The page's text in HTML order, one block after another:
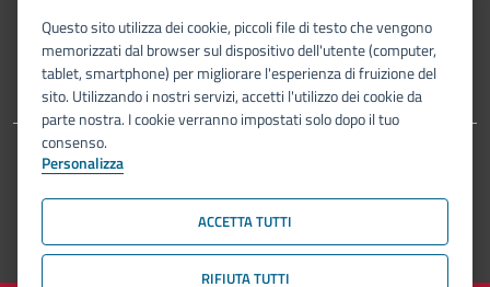
Seguici su
Dichiarazione di accessibilità
Piano di miglioramento del sito Mappa del sito
© Comune di Bologna 2026. Tutti i diritti riservati.
Questo sito utilizza dei cookie, piccoli file di testo che vengono
memorizzati dal browser sul dispositivo dell'utente (computer,
tablet, smartphone) per migliorare l'esperienza di fruizione del
sito. Utilizzando i nostri servizi, accetti l'utilizzo dei cookie da
parte nostra. I cookie verranno impostati solo dopo il tuo
consenso.
Personalizza
ACCETTA TUTTI
RIFIUTA TUTTI